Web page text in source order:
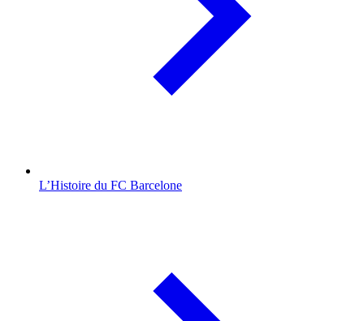
L’Histoire du FC Barcelone